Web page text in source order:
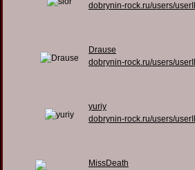
dobrynin-rock.ru/users/
Drause
dobrynin-rock.ru/users/
yuriy
dobrynin-rock.ru/users/
MissDeath